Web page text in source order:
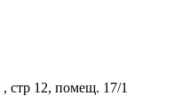
стр 12, помещ. 17/1